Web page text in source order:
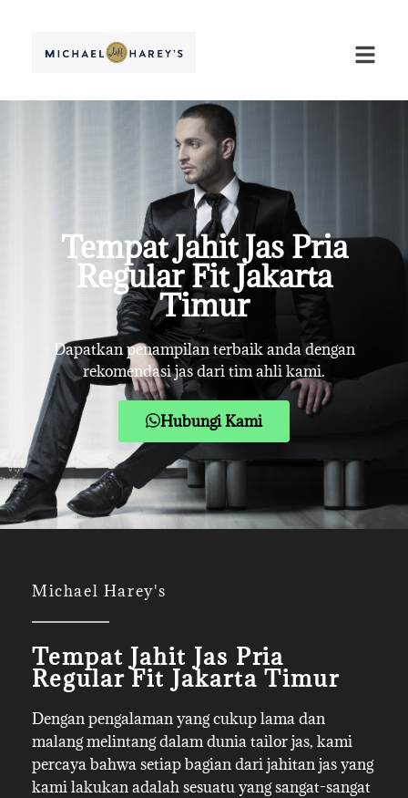
Tempat Jahit Jas Pria
Regular Fit Jakarta
Timur
Dapatkan penampilan terbaik anda dengan
rekomendasi jas dari tim ahli kami.
Hubungi Kami
Michael Harey's
Tempat Jahit Jas Pria
Regular Fit Jakarta Timur
Dengan pengalaman yang cukup lama dan
malang melintang dalam dunia tailor jas, kami
percaya bahwa setiap bagian dari jahitan jas yang
kami lakukan adalah sesuatu yang sangat-sangat